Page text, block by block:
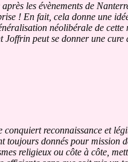
les évènements de
! En fait, cela donne une
néolibérale de
peut se donner une cure
reconnaissance et
toujours donnés pour mission
religieux ou côte à côte,